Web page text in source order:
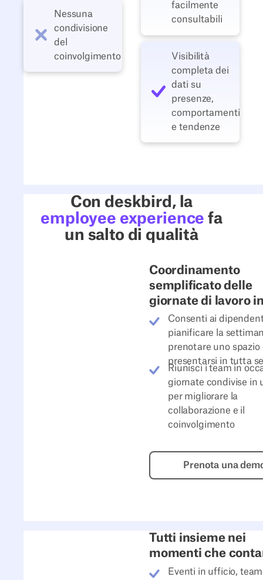
Nessuna
condivisione
del
coinvolgimento
facilmente
consultabili
Visibilità
completa dei
dati su
presenze,
comportamenti
e tendenze
Con deskbird, la
employee experience fa
un salto di qualità
Coordinamento
semplificato delle
giornate di lavoro
Consenti ai
pianificare la
prenotare uno spazio
presentarsi in tutta
Riunisci i team in
giornate condivise in
per migliorare la
collaborazione e il
coinvolgimento
Prenota una
Tutti insieme nei
momenti che
Eventi in ufficio,